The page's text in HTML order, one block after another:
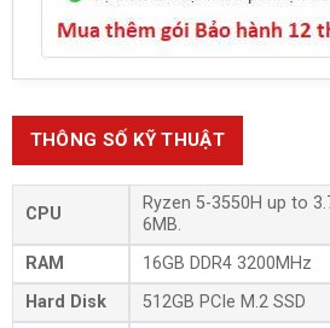
THÔNG SỐ KỸ THUẬT
CPU
Ryzen 5-3550H up to
6MB.
RAM
16GB DDR4 3200MHz
Hard Disk
512GB PCIe M.2 SSD